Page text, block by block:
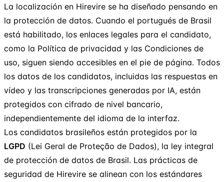
La localización en Hirevire se ha diseñado pensando en
la protección de datos. Cuando el portugués de Brasil
está habilitado, los enlaces legales para el candidato,
como la Política de privacidad y las Condiciones de
uso, siguen siendo accesibles en el pie de página. Todos
los datos de los candidatos, incluidas las respuestas en
vídeo y las transcripciones generadas por IA, están
protegidos con cifrado de nivel bancario,
independientemente del idioma de la interfaz.
Los candidatos brasileños están protegidos por la
LGPD (Lei Geral de Proteção de Dados), la ley integral
de protección de datos de Brasil. Las prácticas de
seguridad de Hirevire se alinean con los estándares